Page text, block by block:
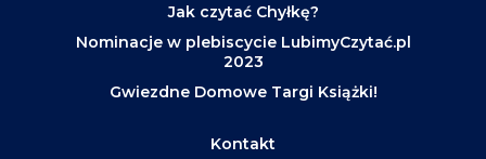
Jak czytać Chyłkę?
Nominacje w plebiscycie LubimyCzytać.pl
2023
Gwiezdne Domowe Targi Książki!
Kontakt